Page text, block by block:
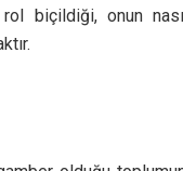
biçildiği, onun